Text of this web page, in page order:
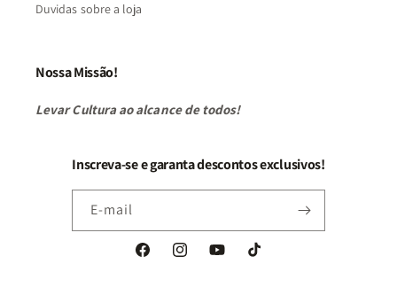
Duvidas sobre a loja
Nossa Missão!
Levar Cultura ao alcance de todos!
Inscreva-se e garanta descontos exclusivos!
E-mail
FacebookInstagramYouTubeTikTok